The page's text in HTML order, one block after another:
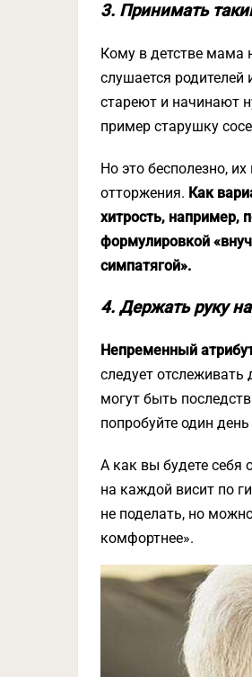
3. Принимать
Кому в детстве мама
слушается
стареют и начинают
пример старушку
Но это бесполезно,
отторжения. Как
хитрость, например,
формулировкой
симпатягой».
4. Держать руку
Непременный
следует
могут быть
попробуйте один
А как вы будете себя
на каждой висит по
не поделать, но
комфортнее».